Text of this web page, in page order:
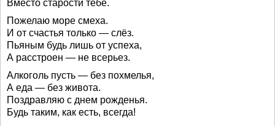
Вместо старости тебе.
Пожелаю море смеха.
И от счастья только — слёз.
Пьяным будь лишь от успеха,
А расстроен — не всерьез.
Алкоголь пусть — без похмелья,
А еда — без живота.
Поздравляю с днем рожденья.
Будь таким, как есть, всегда!